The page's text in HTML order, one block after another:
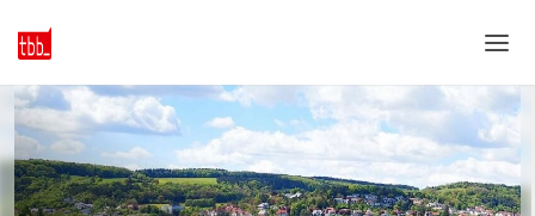
Home
Login
Sprache